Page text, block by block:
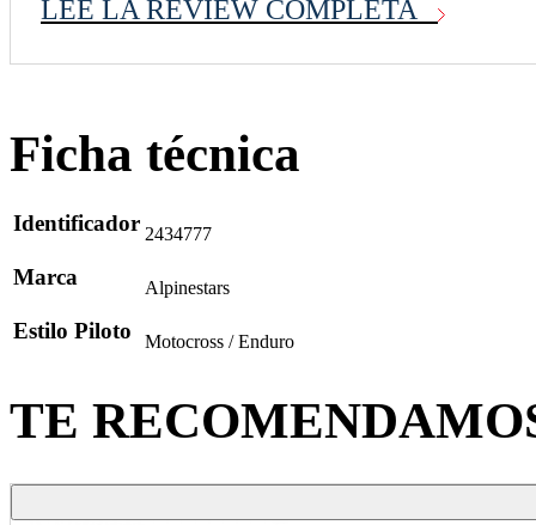
LEE LA REVIEW COMPLETA
Ficha técnica
Identificador 2434777
Marca Alpinestars
Estilo Piloto Motocross / Enduro
TE